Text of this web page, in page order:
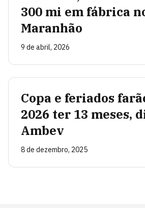
300 mi em fábrica
Maranhão
9 de abril, 2026
Copa e feriados
2026 ter 13 meses,
Ambev
8 de dezembro, 2025